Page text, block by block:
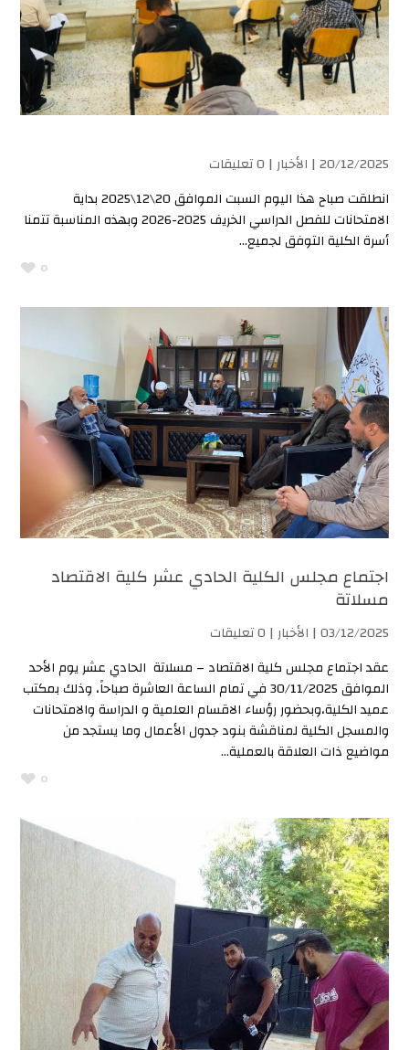
20/12/2025 | الأخبار | 0 تعليقات
انطلقت صباح هذا اليوم السبت الموافق 20\12\2025 بداية
الامتحانات للفصل الدراسي الخريف 2025-2026 وبهذه المناسبة تتمنا
أسرة الكلية التوفق لجميع...
0
اجتماع مجلس الكلية الحادي عشر كلية الاقتصاد
مسلاتة
03/12/2025 | الأخبار | 0 تعليقات
عقد اجتماع مجلس كلية الاقتصاد – مسلاتة الحادي عشر يوم الأحد
الموافق 30/11/2025 في تمام الساعة العاشرة صباحاً، وذلك بمكتب
عميد الكلية،وبحضور رؤساء الاقسام العلمية و الدراسة والامتحانات
والمسجل الكلية لمناقشة بنود جدول الأعمال وما يستجد من
مواضيع ذات العلاقة بالعملية...
0